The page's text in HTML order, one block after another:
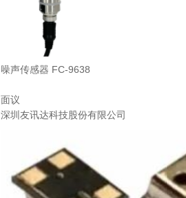
噪声传感器 FC-9638
面议
深圳友讯达科技股份有限公司